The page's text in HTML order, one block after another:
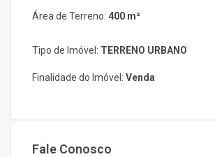
Área de Terreno: 400 m²
Tipo de Imóvel: TERRENO URBANO
Finalidade do Imóvel: Venda
Fale Conosco